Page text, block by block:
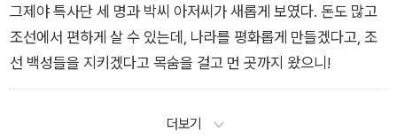
그제야 특사단 세 명과 박씨 아저씨가 새롭게 보였다. 돈도 많고
조선에서 편하게 살 수 있는데, 나라를 평화롭게 만들겠다고, 조
선 백성들을 지키겠다고 목숨을 걸고 먼 곳까지 왔으니!
더보기